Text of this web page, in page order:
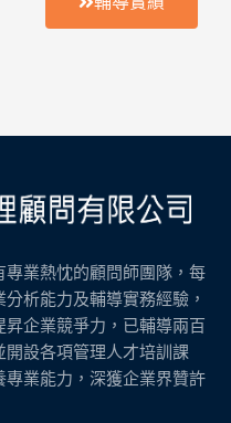
業熱忱的顧問師團隊，每
析能力及輔導實務經驗，
企業競爭力，已輔導兩百
設各項管理人才培訓課
業能力，深獲企業界贊許